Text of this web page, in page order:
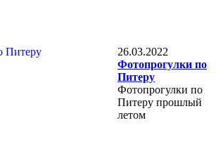
26.03.2022
Фотопрогулки по
Питеру
Фотопрогулки по
Питеру прошлый
летом